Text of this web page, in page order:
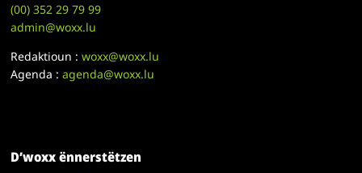
(00)352 29 79 99
admin@woxx.lu
Redaktioun :woxx@woxx.lu
Agenda :agenda@woxx.lu
D’woxx ënnerstëtzen